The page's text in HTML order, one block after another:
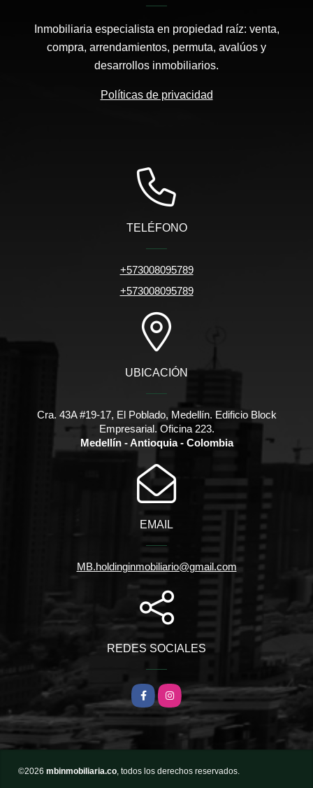
Inmobiliaria especialista en propiedad raíz: venta,
compra, arrendamientos, permuta, avalúos y
desarrollos inmobiliarios.
Políticas de privacidad
TELÉFONO
+573008095789
+573008095789
UBICACIÓN
Cra. 43A #19-17, El Poblado, Medellín. Edificio Block
Empresarial. Oficina 223.
Medellín - Antioquia - Colombia
EMAIL
MB.holdinginmobiliario@gmail.com
REDES SOCIALES
FacebookInstagram
©2026 mbinmobiliaria.co , todos los derechos reservados.